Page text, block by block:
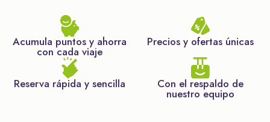
Acumula puntos y ahorra
con cada viaje
Precios y ofertas únicas
Reserva rápida y sencilla Con el respaldo de
nuestro equipo